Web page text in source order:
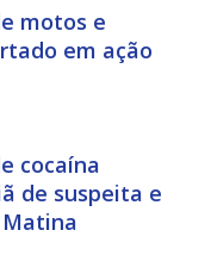
motos e
em ação
cocaína
de suspeita e